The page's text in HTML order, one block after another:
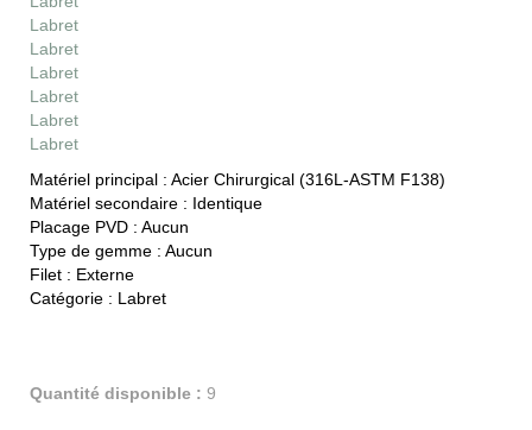
Labret
Labret
Labret
Labret
Labret
Labret
Matériel principal : Acier Chirurgical (316L-ASTM F138)
Matériel secondaire : Identique
Placage PVD : Aucun
Type de gemme : Aucun
Filet : Externe
Catégorie : Labret
Quantité disponible : 9